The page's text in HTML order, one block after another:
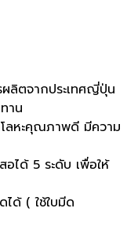
ลิตจากประเทศญี่ปุ่น
าน
ลหะคุณภาพดี มีความ
ได้ 5 ระดับ เพื่อให้
ได้ ( ใช้ใบมีด